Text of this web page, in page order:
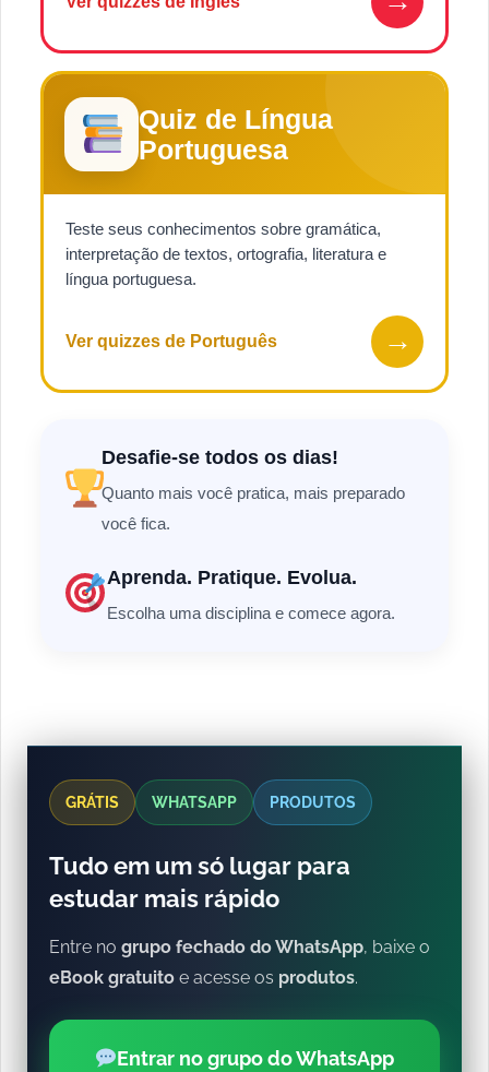
Quiz de Língua
Portuguesa
Teste seus conhecimentos sobre gramática,
interpretação de textos, ortografia, literatura e
língua portuguesa.
Ver quizzes de Português →
Desafie-se todos os dias!
Quanto mais você pratica, mais preparado
você fica.
Aprenda. Pratique. Evolua.
Escolha uma disciplina e comece agora.
GRÁTIS WHATSAPP PRODUTOS
Tudo em um só lugar para
estudar mais rápido
Entre no grupo fechado do WhatsApp, baixe o
eBook gratuito e acesse os produtos.
Entrar no grupo do WhatsApp